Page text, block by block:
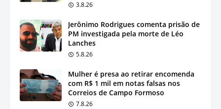
3.8.26
Jerônimo Rodrigues comenta prisão de
PM investigada pela morte de Léo
Lanches
5.8.26
Mulher é presa ao retirar encomenda
com R$ 1 mil em notas falsas nos
Correios de Campo Formoso
7.8.26